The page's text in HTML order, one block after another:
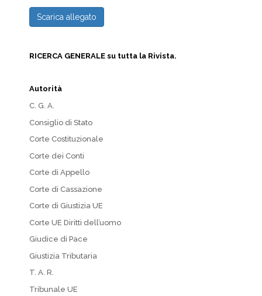
Scarica allegato
RICERCA GENERALE su tutta la Rivista.
Autorità
C. G. A.
Consiglio di Stato
Corte Costituzionale
Corte dei Conti
Corte di Appello
Corte di Cassazione
Corte di Giustizia UE
Corte UE Diritti dell’uomo
Giudice di Pace
Giustizia Tributaria
T. A. R.
Tribunale UE